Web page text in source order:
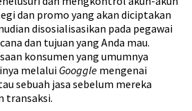
dan promo yang akan diciptakan
disosialisasikan pada pegawai
dan tujuan yang Anda mau.
konsumen yang umumnya
melalui Googgle mengenai
sebuah jasa sebelum mereka
transaksi.